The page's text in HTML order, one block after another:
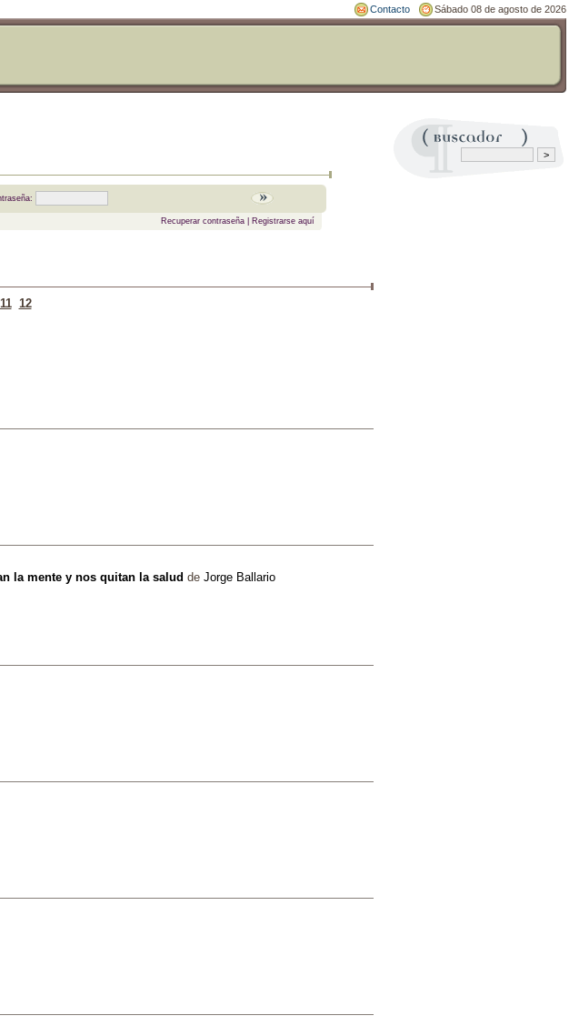
Contacto Sábado 08 de agosto de 2026
Recuperar contraseña| Registrarse aquí
11 12
la mente y nos quitan la salud de Jorge Ballario